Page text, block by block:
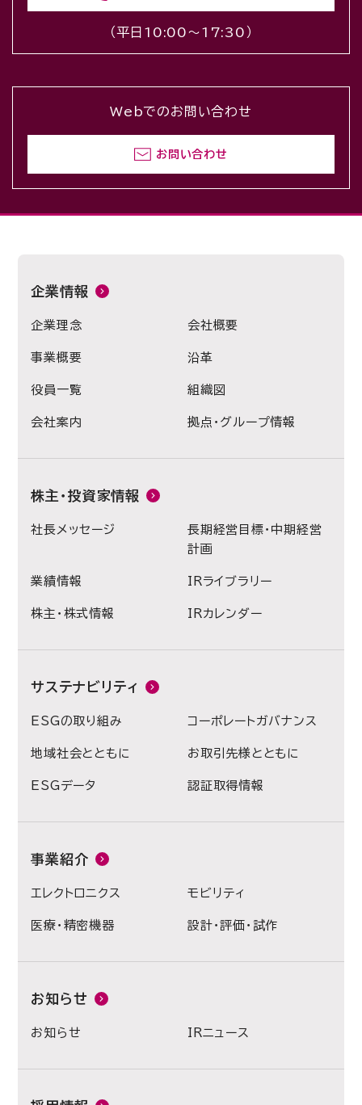
（平日10:00〜17:30）
Webでのお問い合わせ
お問い合わせ
企業情報
企業理念 会社概要
事業概要 沿革
役員一覧 組織図
会社案内 拠点・グループ情報
株主・投資家情報
社長メッセージ
長期経営目標・中期経営
計画
業績情報 IRライブラリー
株主・株式情報 IRカレンダー
サステナビリティ
ESGの取り組み コーポレートガバナンス
地域社会とともに お取引先様とともに
ESGデータ 認証取得情報
事業紹介
エレクトロニクス モビリティ
医療・精密機器 設計・評価・試作
お知らせ
お知らせ IRニュース